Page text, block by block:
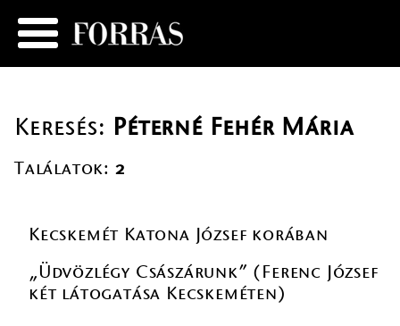
Keresés: Péterné Fehér Mária
Találatok: 2
Kecskemét Katona József korában
„Üdvözlégy Császárunk” (Ferenc József
két látogatása Kecskeméten)